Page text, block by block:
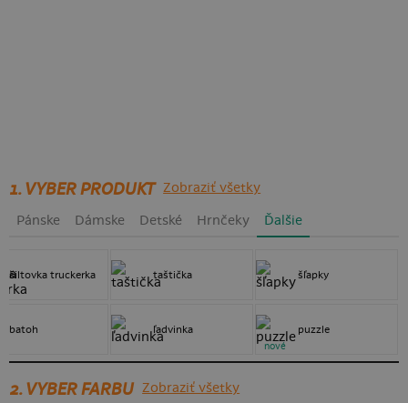
1. VYBER PRODUKT Zobraziť všetky
Pánske Dámske Detské Hrnčeky Ďalšie
šiltovka truckerka
batoh
taštička
ľadvinka
šľapky
puzzle
nové
2. VYBER FARBU Zobraziť všetky